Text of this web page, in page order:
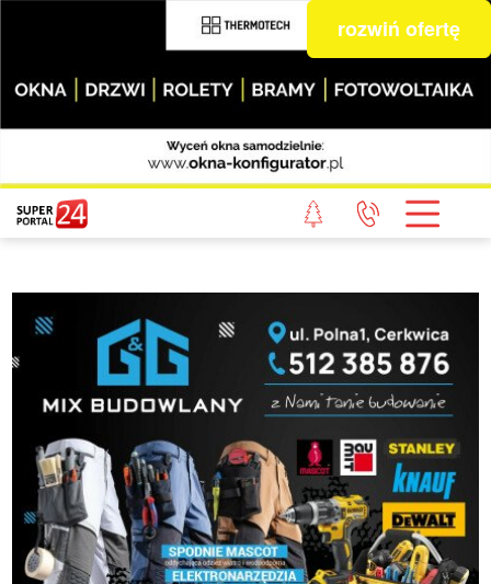
rozwiń ofertę